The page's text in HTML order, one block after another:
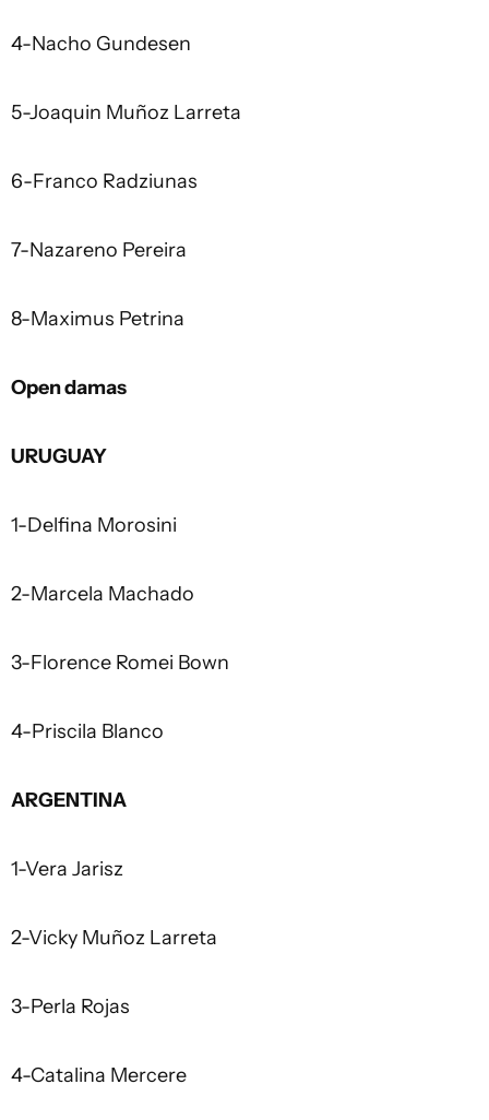
4-Nacho Gundesen
5-Joaquin Muñoz Larreta
6-Franco Radziunas
7-Nazareno Pereira
8-Maximus Petrina
Open damas
URUGUAY
1-Delfina Morosini
2-Marcela Machado
3-Florence Romei Bown
4-Priscila Blanco
ARGENTINA
1-Vera Jarisz
2-Vicky Muñoz Larreta
3-Perla Rojas
4-Catalina Mercere